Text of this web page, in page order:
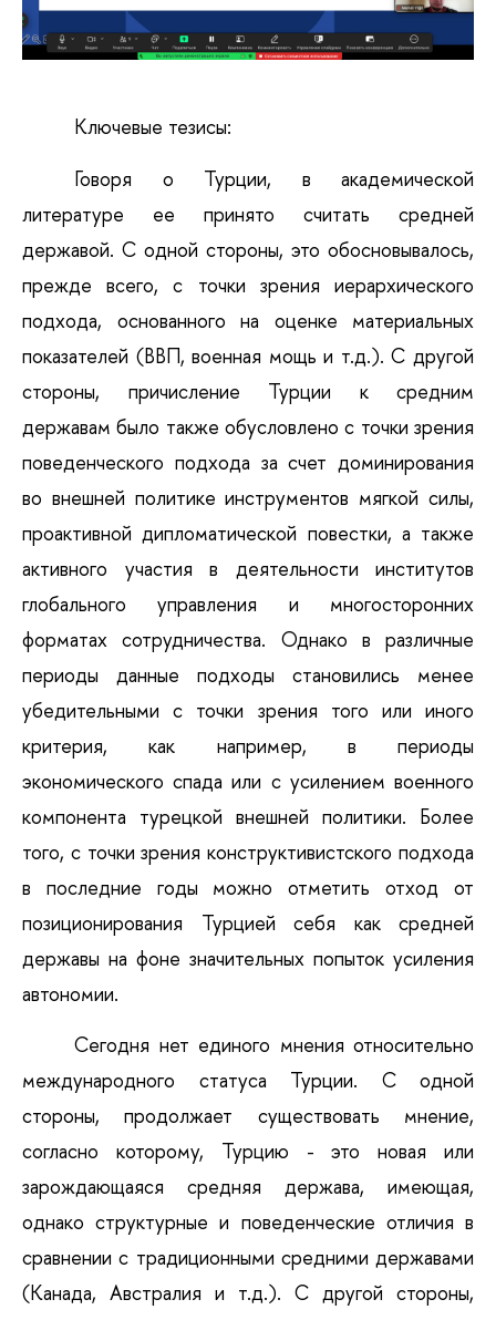
Ключевые тезисы:
Говоря о Турции, в академической
литературе ее принято считать средней
державой. С одной стороны, это обосновывалось,
прежде всего, с точки зрения иерархического
подхода, основанного на оценке материальных
показателей (ВВП, военная мощь и т.д.). С другой
стороны, причисление Турции к средним
державам было также обусловлено с точки зрения
поведенческого подхода за счет доминирования
во внешней политике инструментов мягкой силы,
проактивной дипломатической повестки, а также
активного участия в деятельности институтов
глобального управления и многосторонних
форматах сотрудничества. Однако в различные
периоды данные подходы становились менее
убедительными с точки зрения того или иного
критерия, как например, в периоды
экономического спада или с усилением военного
компонента турецкой внешней политики. Более
того, с точки зрения конструктивистского подхода
в последние годы можно отметить отход от
позиционирования Турцией себя как средней
державы на фоне значительных попыток усиления
автономии.
Сегодня нет единого мнения относительно
международного статуса Турции. С одной
стороны, продолжает существовать мнение,
согласно которому, Турцию - это новая или
зарождающаяся средняя держава, имеющая,
однако структурные и поведенческие отличия в
сравнении с традиционными средними державами
(Канада, Австралия и т.д.). С другой стороны,